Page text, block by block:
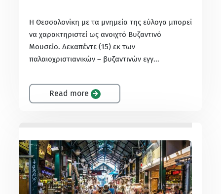
Η Θεσσαλονίκη με τα μνημεία της εύλογα μπορεί
να χαρακτηριστεί ως ανοιχτό Βυζαντινό
Μουσείο. Δεκαπέντε (15) εκ των
παλαιοχριστιανικών – βυζαντινών εγγ...
Read more